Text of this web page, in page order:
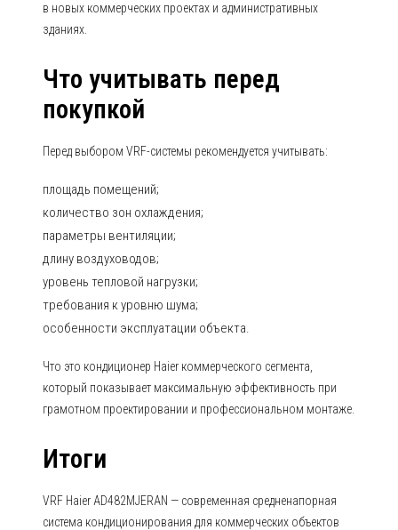
в новых коммерческих проектах и административных
зданиях.
Что учитывать перед
покупкой
Перед выбором VRF-системы рекомендуется учитывать:
площадь помещений;
количество зон охлаждения;
параметры вентиляции;
длину воздуховодов;
уровень тепловой нагрузки;
требования к уровню шума;
особенности эксплуатации объекта.
Что это кондиционер Haier коммерческого сегмента,
который показывает максимальную эффективность при
грамотном проектировании и профессиональном монтаже.
Итоги
VRF Haier AD482MJERAN — современная средненапорная
система кондиционирования для коммерческих объектов